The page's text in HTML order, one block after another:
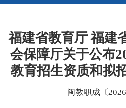
福建省教育厅 福建
会保障厅关于公布
教育招生资质和拟
闽教职成〔